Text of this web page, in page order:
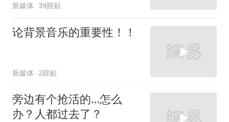
新媒体 39跟贴
论背景音乐的重要性！！
新媒体 2跟贴
旁边有个抢活的…怎么
办？人都过去了？